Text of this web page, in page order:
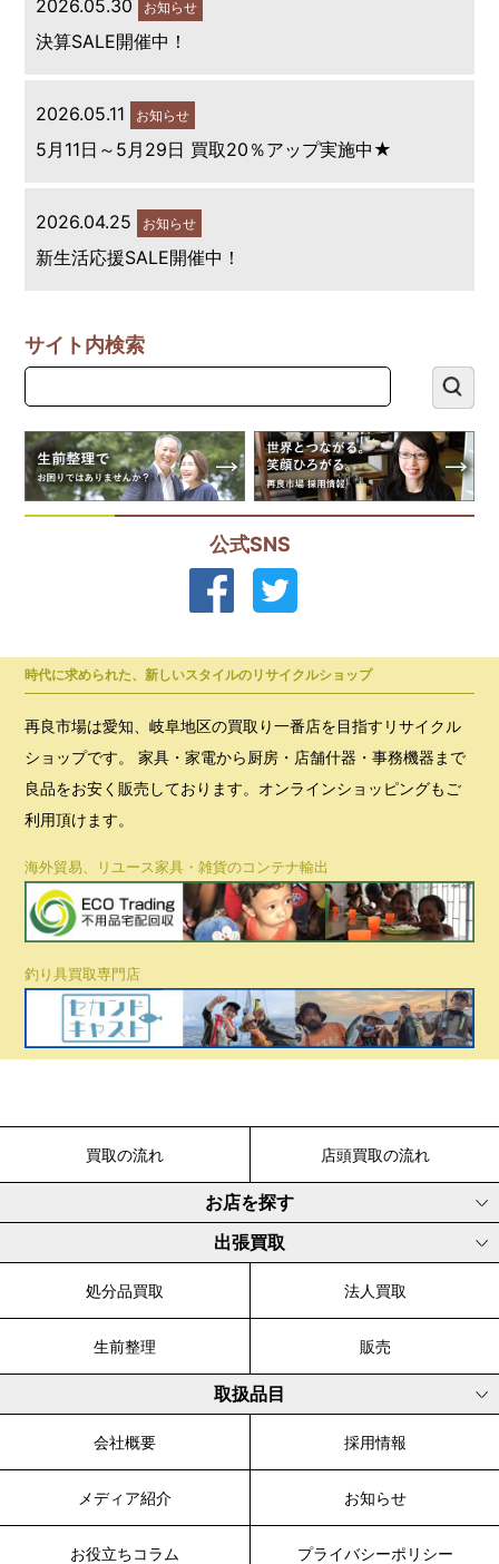
2026.05.30 お知らせ
決算SALE開催中！
2026.05.11 お知らせ
5月11日～5月29日 買取20％アップ実施中★
2026.04.25 お知らせ
新生活応援SALE開催中！
サイト内検索
公式SNS
時代に求められた、新しいスタイルのリサイクルショップ
再良市場は愛知、岐阜地区の買取り一番店を目指すリサイクル
ショップです。 家具・家電から厨房・店舗什器・事務機器まで
良品をお安く販売しております。オンラインショッピングもご
利用頂けます。
海外貿易、リユース家具・雑貨のコンテナ輸出
釣り具買取専門店
買取の流れ 店頭買取の流れ
お店を探す
出張買取
処分品買取 法人買取
生前整理 販売
取扱品目
会社概要 採用情報
メディア紹介 お知らせ
お役立ちコラム プライバシーポリシー